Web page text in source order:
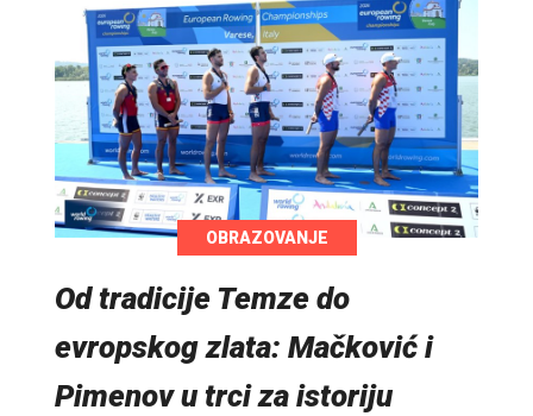
OBRAZOVANJE
Od tradicije Temze do
evropskog zlata: Mačković i
Pimenov u trci za istoriju